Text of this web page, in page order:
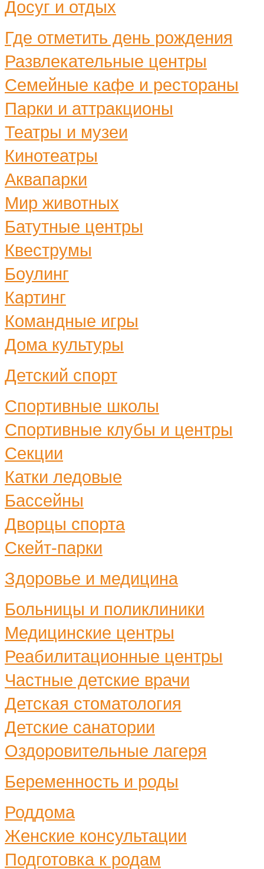
Досуг и отдых
Где отметить день рождения
Развлекательные центры
Семейные кафе и рестораны
Парки и аттракционы
Театры и музеи
Кинотеатры
Аквапарки
Мир животных
Батутные центры
Квеструмы
Боулинг
Картинг
Командные игры
Дома культуры
Детский спорт
Спортивные школы
Спортивные клубы и центры
Секции
Катки ледовые
Бассейны
Дворцы спорта
Скейт-парки
Здоровье и медицина
Больницы и поликлиники
Медицинские центры
Реабилитационные центры
Частные детские врачи
Детская стоматология
Детские санатории
Оздоровительные лагеря
Беременность и роды
Роддома
Женские консультации
Подготовка к родам